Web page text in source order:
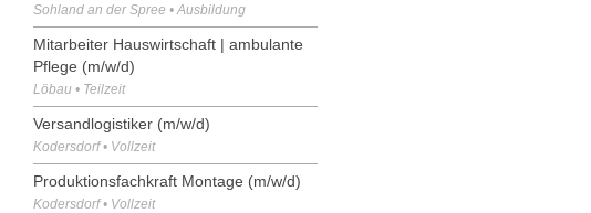
Sohland an der Spree • Ausbildung
Mitarbeiter Hauswirtschaft | ambulante
Pflege (m/w/d)
Löbau • Teilzeit
Versandlogistiker (m/w/d)
Kodersdorf • Vollzeit
Produktionsfachkraft Montage (m/w/d)
Kodersdorf • Vollzeit